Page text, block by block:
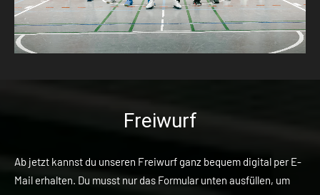
Freiwurf
Ab jetzt kannst du unseren Freiwurf ganz bequem digital per E-
Mail erhalten. Du musst nur das Formular unten ausfüllen, um